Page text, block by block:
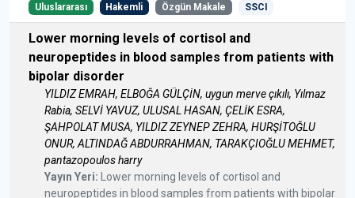
Uluslararası Hakemli Özgün Makale SSCI
Lower morning levels of cortisol and
neuropeptides in blood samples from patients with
bipolar disorder
YILDIZ EMRAH, ELBOĞA GÜLÇİN, uygun merve çıkılı, Yılmaz
Rabia, SELVİ YAVUZ, ULUSAL HASAN, ÇELİK ESRA,
ŞAHPOLAT MUSA, YILDIZ ZEYNEP ZEHRA, HURŞİTOĞLU
ONUR, ALTINDAĞ ABDURRAHMAN, TARAKÇIOĞLU MEHMET,
pantazopoulos harry
Yayın Yeri: Lower morning levels of cortisol and
neuropeptides in blood samples from patients with bipolar